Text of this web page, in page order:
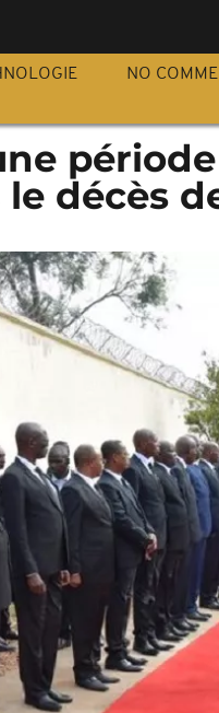
NO
décès